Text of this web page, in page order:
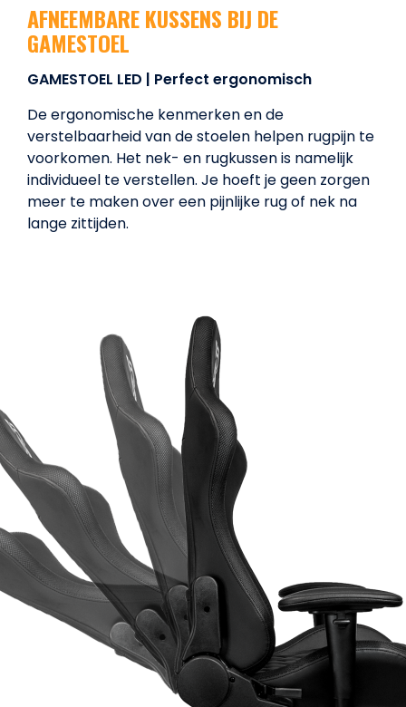
AFNEEMBARE KUSSENS BIJ DE
GAMESTOEL
GAMESTOEL LED | Perfect ergonomisch
De ergonomische kenmerken en de
verstelbaarheid van de stoelen helpen rugpijn te
voorkomen. Het nek- en rugkussen is namelijk
individueel te verstellen. Je hoeft je geen zorgen
meer te maken over een pijnlijke rug of nek na
lange zittijden.